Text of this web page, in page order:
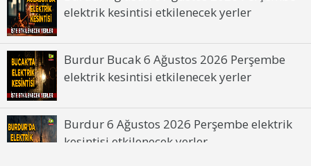
elektrik kesintisi etkilenecek yerler
Burdur Bucak 6 Ağustos 2026 Perşembe
elektrik kesintisi etkilenecek yerler
Burdur 6 Ağustos 2026 Perşembe elektrik
kesintisi etkilenecek yerler